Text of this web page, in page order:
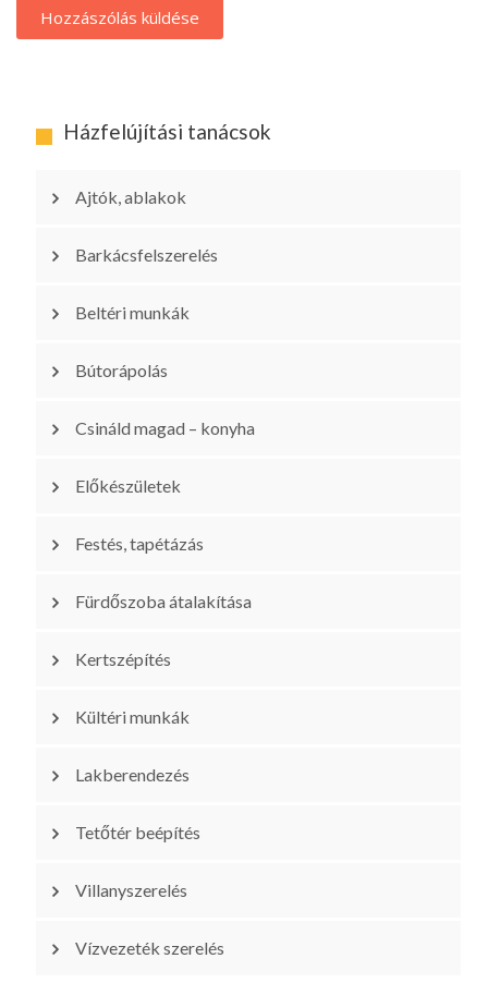
Házfelújítási tanácsok
Ajtók, ablakok
Barkácsfelszerelés
Beltéri munkák
Bútorápolás
Csináld magad – konyha
Előkészületek
Festés, tapétázás
Fürdőszoba átalakítása
Kertszépítés
Kültéri munkák
Lakberendezés
Tetőtér beépítés
Villanyszerelés
Vízvezeték szerelés